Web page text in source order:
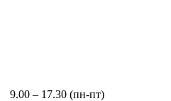
9.00 – 17.30 (пн-пт)